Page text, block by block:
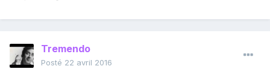
Tremendo
Posté 22 avril 2016